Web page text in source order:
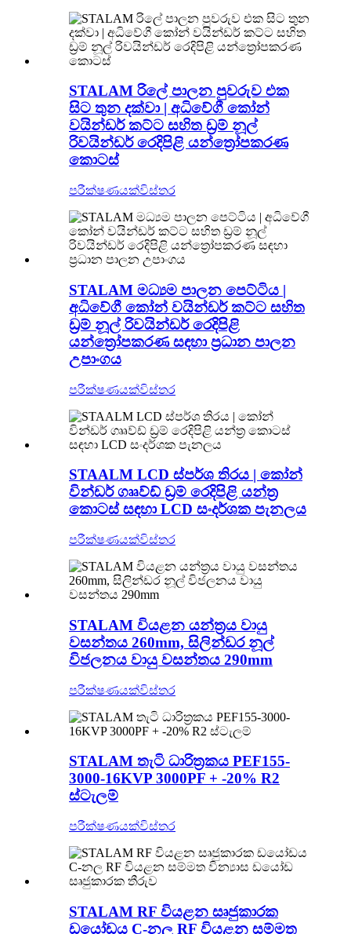
STALAM රිලේ පාලන පුවරුව එක
සිට තුන දක්වා | අධිවේගී කෝන්
වයින්ඩර් කට්ට සහිත ඩ්‍රම් නූල්
රිවයින්ඩර් රෙදිපිළි යන්ත්‍රෝපකරණ
කොටස්
පරීක්ෂණයක්විස්තර
STALAM මධ්‍යම පාලන පෙට්ටිය |
අධිවේගී කෝන් වයින්ඩර් කට්ට සහිත
ඩ්‍රම් නූල් රිවයින්ඩර් රෙදිපිළි
යන්ත්‍රෝපකරණ සඳහා ප්‍රධාන පාලන
උපාංගය
පරීක්ෂණයක්විස්තර
STAALM LCD ස්පර්ශ තිරය | කෝන්
වින්ඩර් ගෲව්ඩ් ඩ්‍රම් රෙදිපිළි යන්ත්‍ර
කොටස් සඳහා LCD සංදර්ශක පැනලය
පරීක්ෂණයක්විස්තර
STALAM වියළන යන්ත්‍රය වායු
වසන්තය 260mm, සිලින්ඩර නූල්
විජලනය වායු වසන්තය 290mm
පරීක්ෂණයක්විස්තර
STALAM තැටි ධාරිත්‍රකය PEF155-
3000-16KVP 3000PF + -20% R2
ස්ටැලම්
පරීක්ෂණයක්විස්තර
STALAM RF වියළන සෘජුකාරක
ඩයෝඩය C-නල RF වියළන සම්මත